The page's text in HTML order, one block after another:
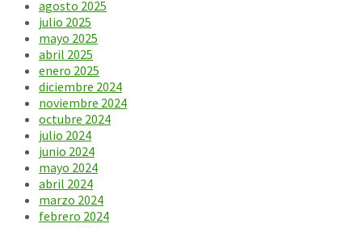
agosto 2025
julio 2025
mayo 2025
abril 2025
enero 2025
diciembre 2024
noviembre 2024
octubre 2024
julio 2024
junio 2024
mayo 2024
abril 2024
marzo 2024
febrero 2024